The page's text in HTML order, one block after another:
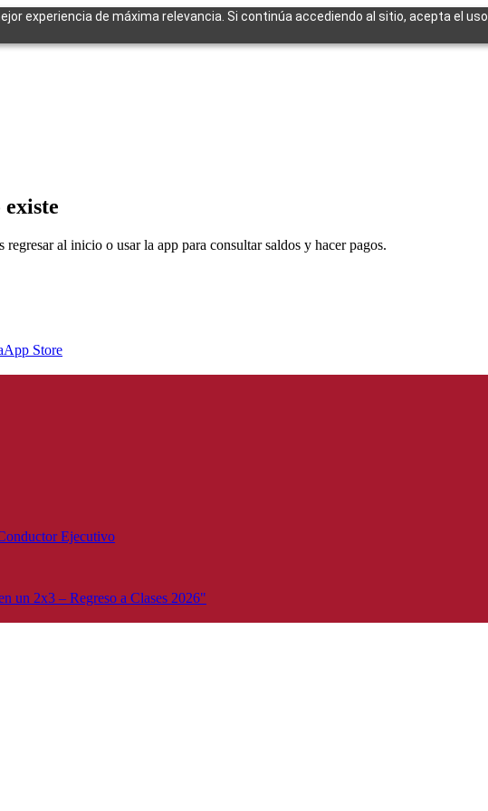
experiencia de máxima relevancia. Si continúa accediendo al sitio, acepta el uso
al inicio o usar la app para consultar saldos y hacer pagos.
App Store
Ejecutivo
un 2x3 – Regreso a Clases 2026"